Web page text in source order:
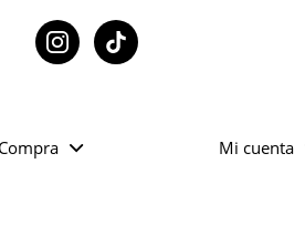
Compra Mi cuenta
